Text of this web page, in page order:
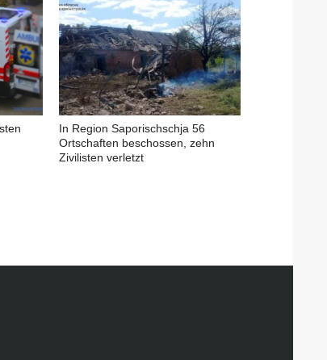
In Region Saporischschja 56
Ortschaften beschossen, zehn
Zivilisten verletzt